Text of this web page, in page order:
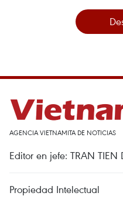
AGENCIA VIETNAMITA DE NOTICIAS
Editor en jefe: TRAN TIEN
Propiedad Intelectual